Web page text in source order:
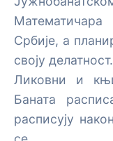
Математичара
Србије, а
своју делатност.
Ликовни и
Баната
расписују